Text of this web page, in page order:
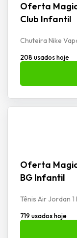
Oferta
Club Infantil
Chuteira Nike
208 usados hoje
Oferta Magic
BG Infantil
Tênis Air Jordan
719 usados hoje